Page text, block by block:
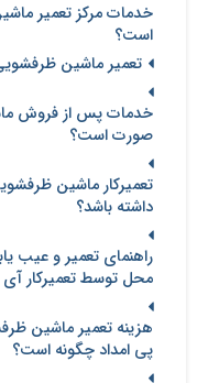
خدمات مرکز تعمیر
است؟
تعمیر ماشین
خدمات پس از فروش
صورت است؟
تعمیرکار ماشین
داشته باشد؟
راهنمای تعمیر و عیب
محل توسط تعمیرکار آی
هزینه تعمیر ماشین
پی امداد چگونه است؟